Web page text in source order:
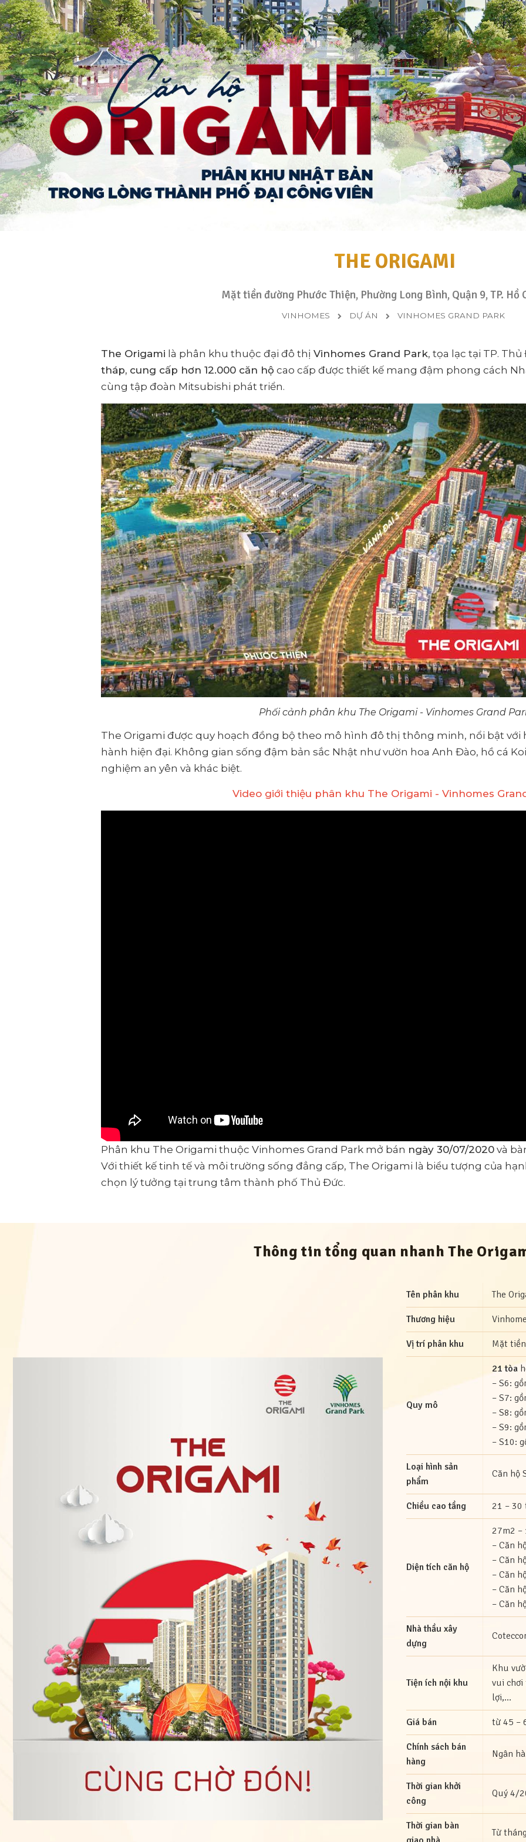
THE ORIGAMI
Mặt tiền đường Phước Thiện, Phường Long Bình, Quận 9, TP. Hồ
VINHOMES DỰ ÁN VINHOMES GRAND PARK
The Origami là phân khu thuộc đại đô thị Vinhomes Grand Park, tọa lạc tại TP.
tháp, cung cấp hơn 12.000 căn hộ cao cấp được thiết kế mang đậm phong cách
cùng tập đoàn Mitsubishi phát triển.
Phối cảnh phân khu The Origami - Vinhomes Grand
The Origami được quy hoạch đồng bộ theo mô hình đô thị thông minh, nổi bật với
hành hiện đại. Không gian sống đậm bản sắc Nhật như vườn hoa Anh Đào, hồ cá
nghiệm an yên và khác biệt.
Video giới thiệu phân khu The Origami - Vinhomes
Phân khu The Origami thuộc Vinhomes Grand Park mở bán ngày 30/07/2020 và
Với thiết kế tinh tế và môi trường sống đẳng cấp, The Origami là biểu tượng của
chọn lý tưởng tại trung tâm thành phố Thủ Đức.
Thông tin tổng quan nhanh The
Tên phân khu The
Thương hiệu
Vị trí phân khu Mặt
Quy mô
21 tòa
– S6:
– S7:
– S8:
– S9:
– S10:
Loại hình sản
phẩm
Căn hộ
Chiều cao tầng 21 – 30
Diện tích căn hộ
27m2 –
– Căn
– Căn
– Căn
– Căn
– Căn
Nhà thầu xây
dựng
Tiện ích nội khu
Khu
vui chơi
lợi,…
Giá bán từ 45 –
Chính sách bán
hàng
Ngân
Thời gian khởi
công
Quý 4/
Thời gian bàn
Từ